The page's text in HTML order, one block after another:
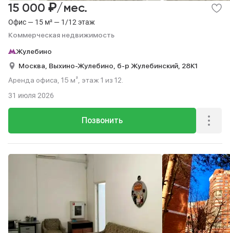
Офис — 15 м² — 1/12 этаж
Коммерческая недвижимость
15 000 ₽/мес.
Жулебино
Москва, Выхино-Жулебино, б-р Жулебинский, 28К1
Аренда офиса, 15 м², этаж 1 из 12.
Позвонить
31 июля 2026